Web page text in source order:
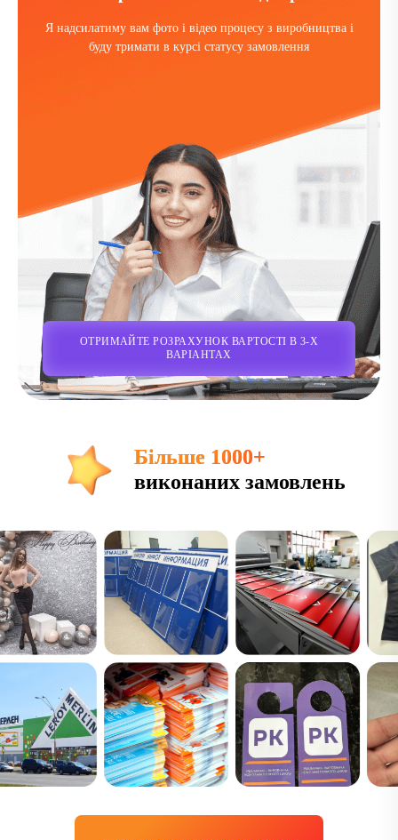
Я надсилатиму вам фото і відео процесу з виробництва і
буду тримати в курсі статусу замовлення
ОТРИМАЙТЕ РОЗРАХУНОК ВАРТОСТІ В 3-Х
ВАРІАНТАХ
Більше 1000+
виконаних замовлень